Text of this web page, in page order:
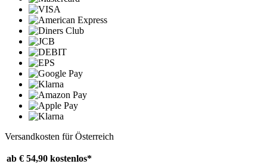
Versandkosten für Österreich
ab € 54,90 kostenlos*